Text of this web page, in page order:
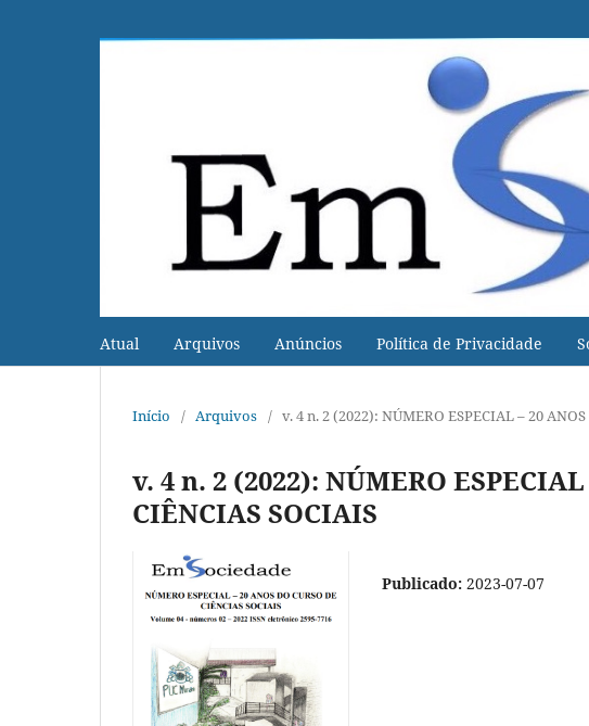
Atual Arquivos Anúncios Política de Privacidade
Início / Arquivos / v. 4 n. 2 (2022): NÚMERO ESPECIAL – 20
v. 4 n. 2 (2022): NÚMERO
CIÊNCIAS SOCIAIS
Publicado: 2023-07-07